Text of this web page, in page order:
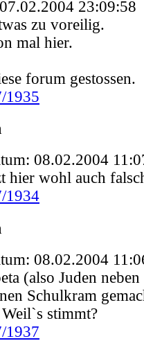
07.02.2004 23:09:58
zu voreilig.
mal hier.
forum gestossen.
1935
08.02.2004
hier wohl auch
1934
08.02.2004
(also Juden
Schulkram
stimmt?
1937